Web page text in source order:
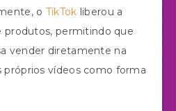
o TikTok liberou a
produtos, permitindo que
vender diretamente na
próprios vídeos como forma